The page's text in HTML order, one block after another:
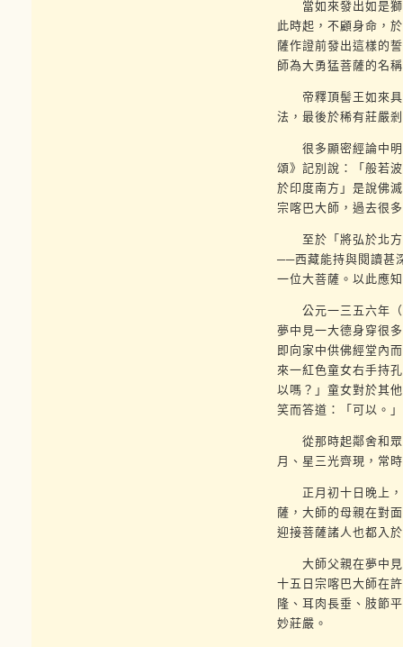
當如來發出如是獅
此時起，不顧身命，
薩作證前發出這樣的
師為大勇猛菩薩的名
帝釋頂髻王如來具
法，最後於稀有莊嚴
很多顯密經論中明
頌》記別說：「般若
於印度南方」是說佛
宗喀巴大師，過去很
至於「將弘於北方
──西藏能持與閱讀甚
一位大菩薩。以此應
公元一三五六年（
夢中見一大德身穿很
即向家中供佛經堂內
來一紅色童女右手持
以嗎？」童女對於其
笑而答道：「可以。
從那時起鄰舍和眾
月、星三光齊現，常
正月初十日晚上，
薩，大師的母親在對
迎接菩薩諸人也都入
大師父親在夢中見
十五日宗喀巴大師在
隆、耳肉長垂、肢節
妙莊嚴。